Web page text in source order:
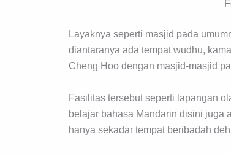
Layaknya seperti masjid pada
diantaranya ada tempat wudhu,
Cheng Hoo dengan masjid-masjid
Fasilitas tersebut seperti lapangan
belajar bahasa Mandarin disini juga
hanya sekadar tempat beribadah